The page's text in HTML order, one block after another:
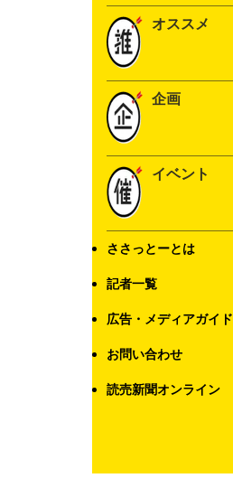
オススメ
企画
イベント
ささっとーとは
記者一覧
広告・メディアガイド
お問い合わせ
読売新聞オンライン